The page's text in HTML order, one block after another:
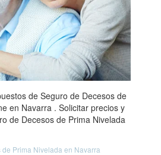
de Seguro de Decesos de
en Navarra . Solicitar precios y
de Decesos de Prima Nivelada
Prima Nivelada en Navarra